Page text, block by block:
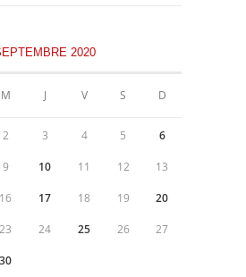
2020
M J V S D
2 3 4 5 6
9 10 11 12 13
16 17 18 19 20
23 24 25 26 27
30